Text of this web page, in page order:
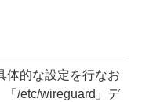
的な設定を行なお
「⁠/etc/wireguard」デ